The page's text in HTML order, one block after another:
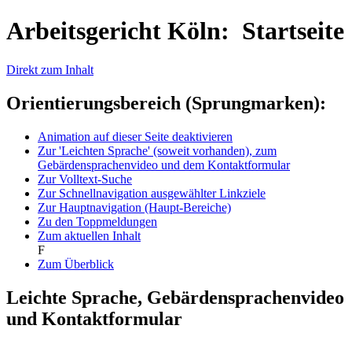
Arbeitsgericht Köln: Startseite
Direkt zum Inhalt
Orientierungsbereich (Sprungmarken):
Animation auf dieser Seite deaktivieren
Zur 'Leichten Sprache' (soweit vorhanden), zum
Gebärdensprachenvideo und dem Kontaktformular
Zur Volltext-Suche
Zur Schnellnavigation ausgewählter Linkziele
Zur Hauptnavigation (Haupt-Bereiche)
Zu den Toppmeldungen
Zum aktuellen Inhalt
F
Zum Überblick
Leichte Sprache, Gebärdensprachenvideo
und Kontaktformular